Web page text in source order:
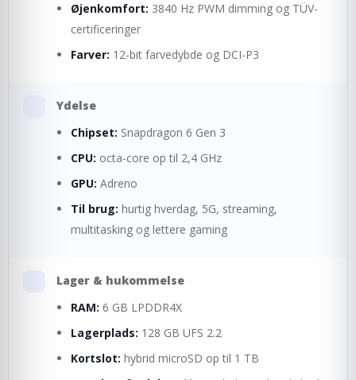
Øjenkomfort: 3840 Hz PWM dimming og TÜV-
certificeringer
Farver: 12-bit farvedybde og DCI-P3
Ydelse
Chipset: Snapdragon 6 Gen 3
CPU: octa-core op til 2,4 GHz
GPU: Adreno
Til brug: hurtig hverdag, 5G, streaming,
multitasking og lettere gaming
Lager & hukommelse
RAM: 6 GB LPDDR4X
Lagerplads: 128 GB UFS 2.2
Kortslot: hybrid microSD op til 1 TB